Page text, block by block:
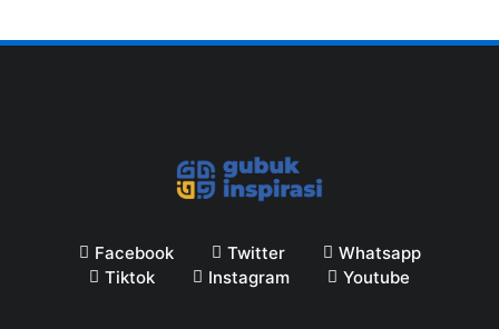
Facebook Twitter
Whatsapp
Tiktok
Instagram Youtube